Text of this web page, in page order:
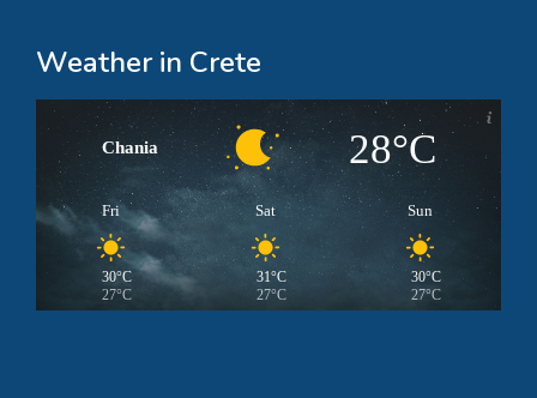
Weather in Crete
Chania 28°C
Fri
30°C
27°C
Sat
31°C
27°C
Sun
30°C
27°C